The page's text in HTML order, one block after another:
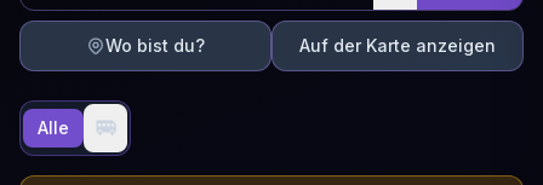
Wo bist du? Auf der Karte anzeigen
Alle 🚐